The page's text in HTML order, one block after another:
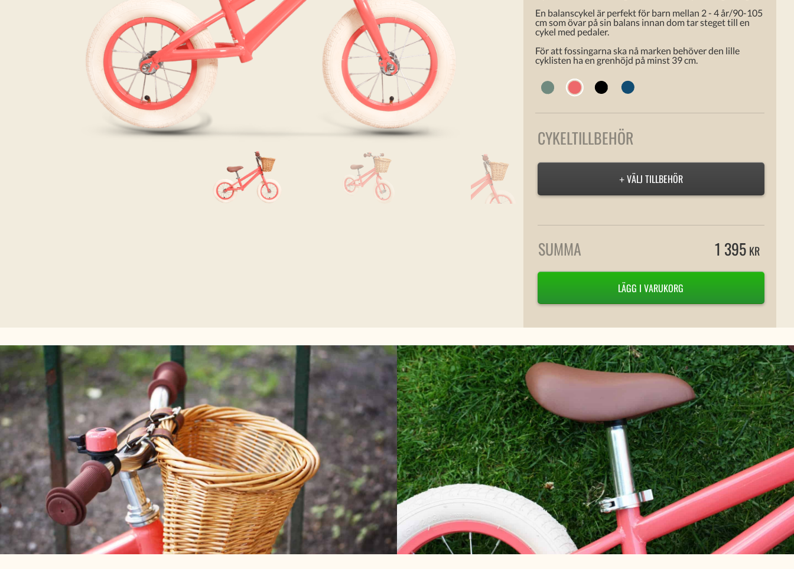
En balanscykel är perfekt för barn mellan 2 - 4 år/90-105
cm som övar på sin balans innan dom tar steget till en
cykel med pedaler.
För att fossingarna ska nå marken behöver den lille
cyklisten ha en grenhöjd på minst 39 cm.
CYKELTILLBEHÖR
+VÄLJ TILLBEHÖR
SUMMA 1 395 KR
LÄGG I VARUKORG